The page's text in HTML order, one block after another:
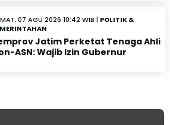
07 AGU 2026 10:42 WIB | POLITIK &
Jatim Perketat Tenaga Ahli
ASN: Wajib Izin Gubernur